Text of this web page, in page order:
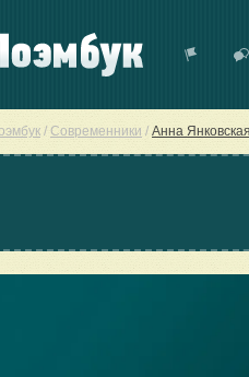
/ Современники / Анна Янковская